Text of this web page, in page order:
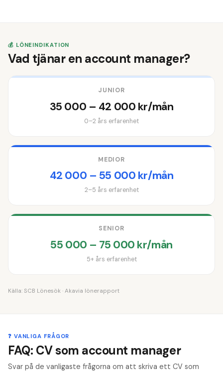
💰 LÖNEINDIKATION
Vad tjänar en account manager?
JUNIOR
35 000 – 42 000 kr/mån
0–2 års erfarenhet
MEDIOR
42 000 – 55 000 kr/mån
2–5 års erfarenhet
SENIOR
55 000 – 75 000 kr/mån
5+ års erfarenhet
Källa: SCB Lönesök · Akavia lönerapport
❓ VANLIGA FRÅGOR
FAQ: CV som account manager
Svar på de vanligaste frågorna om att skriva ett CV som